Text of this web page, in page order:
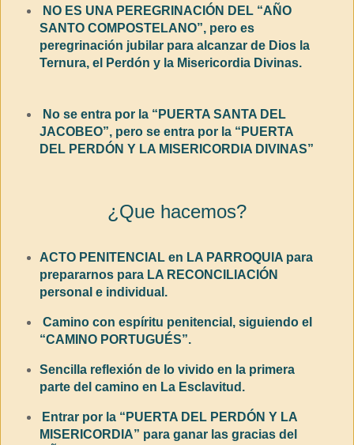
NO ES UNA PEREGRINACIÓN DEL “AÑO
SANTO COMPOSTELANO”, pero es
peregrinación jubilar para alcanzar de Dios la
Ternura, el Perdón y la Misericordia Divinas.
No se entra por la “PUERTA SANTA DEL
JACOBEO”, pero se entra por la “PUERTA
DEL PERDÓN Y LA MISERICORDIA DIVINAS”
¿Que hacemos?
ACTO PENITENCIAL en LA PARROQUIA para
prepararnos para LA RECONCILIACIÓN
personal e individual.
Camino con espíritu penitencial, siguiendo el
“CAMINO PORTUGUÉS”.
Sencilla reflexión de lo vivido en la primera
parte del camino en La Esclavitud.
Entrar por la “PUERTA DEL PERDÓN Y LA
MISERICORDIA” para ganar las gracias del